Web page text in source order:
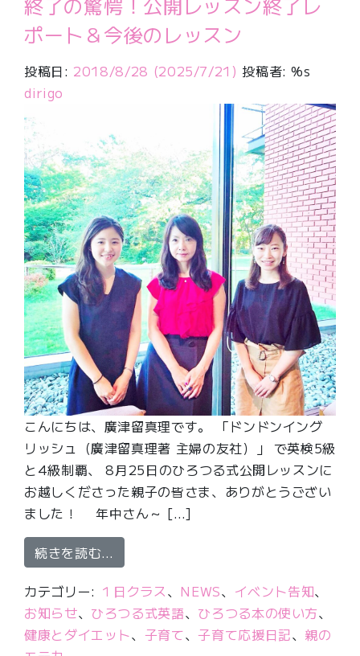
ポート＆今後のレッスン
投稿日: 2018/8/28 (2025/7/21) 投稿者: %s
dirigo
こんにちは、廣津留真理です。 「ドンドンイング
リッシュ（廣津留真理著 主婦の友社）」 で英検5級
と4級制覇、 8月25日のひろつる式公開レッスンに
お越しくださった親子の皆さま、ありがとうござい
ました！ 年中さん～ […]
続きを読む…
カテゴリー: １日クラス、 NEWS、 イベント告知、
お知らせ、 ひろつる式英語、 ひろつる本の使い方、
健康とダイエット、 子育て、子育て応援日記、 親の